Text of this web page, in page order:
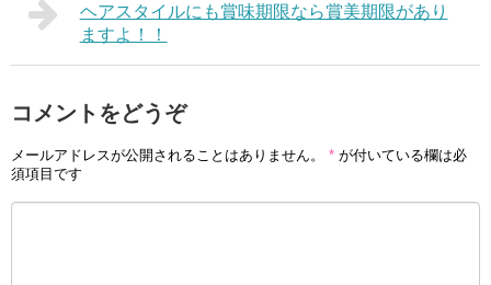
ヘアスタイルにも賞味期限なら賞美期限があり
ますよ！！
コメントをどうぞ
メールアドレスが公開されることはありません。 * が付いている欄は必
須項目です